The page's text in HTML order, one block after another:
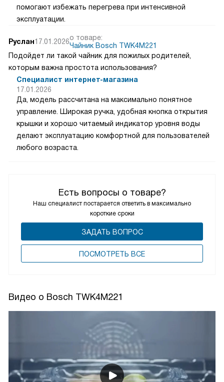
Есть вопросы о товаре?
Наш специалист постарается ответить в максимально
короткие сроки
ЗАДАТЬ ВОПРОС
ПОCМОТРЕТЬ ВСЕ
помогают избежать перегрева при интенсивной
эксплуатации.
Руслан17.01.2026о товаре:
Чайник Bosch TWK4M221
Подойдет ли такой чайник для пожилых родителей,
которым важна простота использования?
Специалист интернет-магазина
17.01.2026
Да, модель рассчитана на максимально понятное
управление. Широкая ручка, удобная кнопка открытия
крышки и хорошо читаемый индикатор уровня воды
делают эксплуатацию комфортной для пользователей
любого возраста.
Видео о Bosch TWK4M221